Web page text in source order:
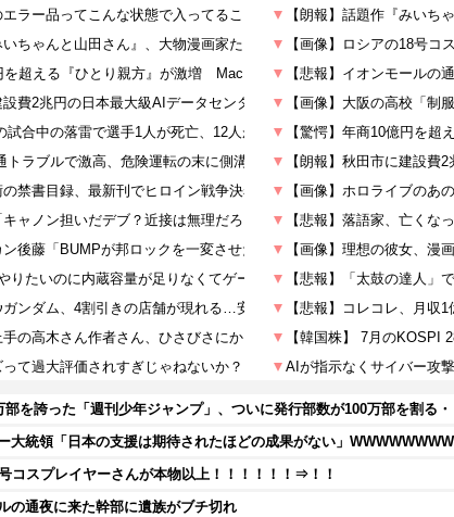
部を誇った「週刊少年ジャンプ」、ついに発行部数が100万部を割る・
大統領「日本の支援は期待されたほどの成果がない」
コスプレイヤーさんが本物以上！！！！！！⇒！！
の通夜に来た幹部に遺族がブチ切れ